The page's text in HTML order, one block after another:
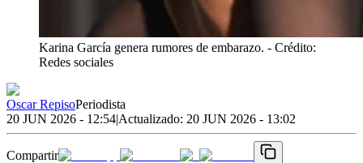
Karina García genera rumores de embarazo. - Crédito:
Redes sociales
Oscar RepisoPeriodista
20 JUN 2026 - 12:54|Actualizado: 20 JUN 2026 - 13:02
Compartir